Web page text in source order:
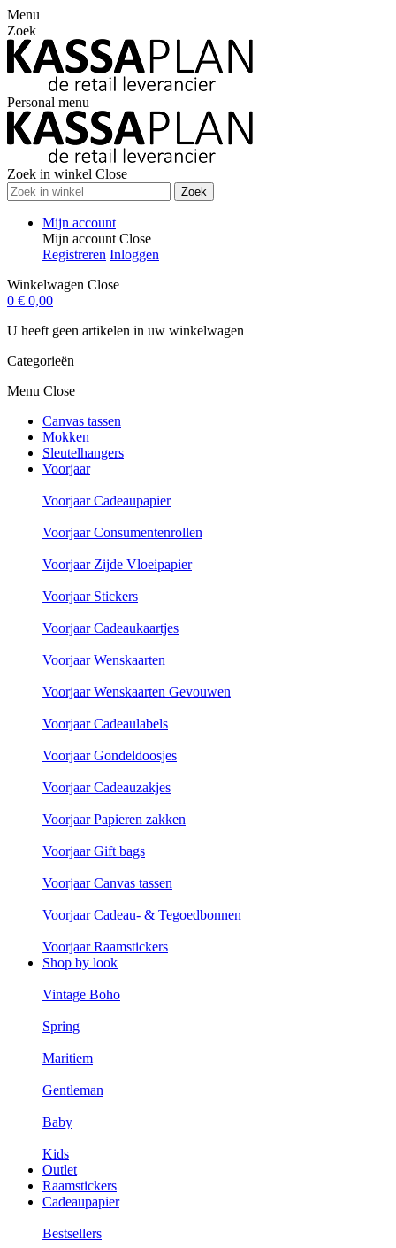
Menu
Zoek
Personal menu
Zoek in winkel Close
Zoek
Mijn account
Mijn account Close
Registreren Inloggen
Winkelwagen Close
0 € 0,00
U heeft geen artikelen in uw winkelwagen
Categorieën
Menu Close
Canvas tassen
Mokken
Sleutelhangers
Voorjaar
Voorjaar Cadeaupapier
Voorjaar Consumentenrollen
Voorjaar Zijde Vloeipapier
Voorjaar Stickers
Voorjaar Cadeaukaartjes
Voorjaar Wenskaarten
Voorjaar Wenskaarten Gevouwen
Voorjaar Cadeaulabels
Voorjaar Gondeldoosjes
Voorjaar Cadeauzakjes
Voorjaar Papieren zakken
Voorjaar Gift bags
Voorjaar Canvas tassen
Voorjaar Cadeau- & Tegoedbonnen
Voorjaar Raamstickers
Shop by look
Vintage Boho
Spring
Maritiem
Gentleman
Baby
Kids
Outlet
Raamstickers
Cadeaupapier
Bestsellers